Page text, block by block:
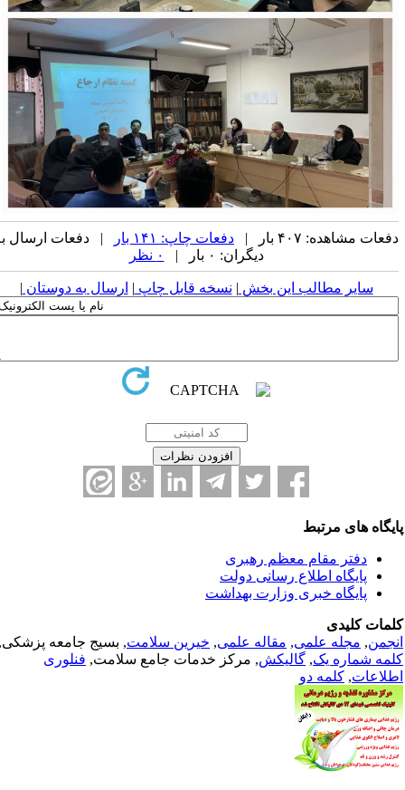
مشاهده: ۴۰۷ بار | دفعات چاپ: ۱۴۱ بار
| دفعات ارسال به
دیگران: ۰ بار |
سایر مطالب این بخش | نسخه قابل چاپ| ارسال به دوستان|
های مرتبط
دفتر مقام معظم رهبری
پایگاه اطلاع رسانی دولت
پایگاه خبری وزارت بهداشت
کلیدی
,مجله علمی, مقاله علمی, خیرین سلامت, بسیج جامعه پزشکی,
شماره یک,گالیکش, مرکز خدمات جامع سلامت,فنلوری
,کلمه دو